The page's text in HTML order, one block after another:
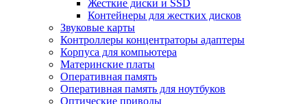
Жесткие диски и SSD
Контейнеры для жестких дисков
Звуковые карты
Контроллеры концентраторы адаптеры
Корпуса для компьютера
Материнские платы
Оперативная память
Оперативная память для ноутбуков
Оптические приводы